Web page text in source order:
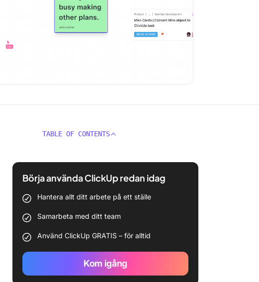
TABLE OF CONTENTS
Börja använda ClickUp redan idag
Hantera allt ditt arbete på ett ställe
Samarbeta med ditt team
Använd ClickUp GRATIS – för alltid
Kom igång